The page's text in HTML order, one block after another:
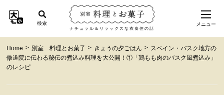
ナチュラル＆リラックスな衣食住の話
検索 メニュー
Home > 別室 料理とお菓子 > きょうの夕ごはん > スペイン・バスク地方の
修道院に伝わる秘伝の煮込み料理を大公開！①「鶏もも肉のバスク風煮込み」
のレシピ